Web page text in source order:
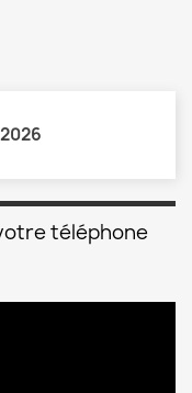
téléphone